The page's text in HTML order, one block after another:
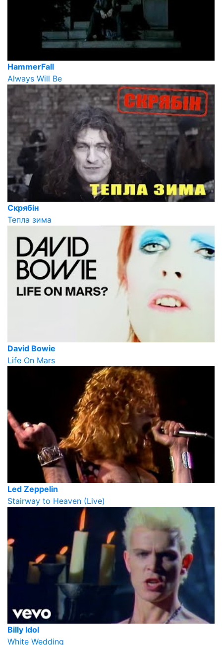
HammerFall
Always Will Be
Скрябін
Тепла зима
David Bowie
Life On Mars
Led Zeppelin
Stairway to Heaven (Live)
Billy Idol
White Wedding